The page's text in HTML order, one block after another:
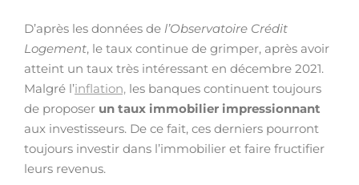
D’après les données de l’Observatoire Crédit
Logement, le taux continue de grimper, après avoir
atteint un taux très intéressant en décembre 2021.
Malgré l’inflation, les banques continuent toujours
de proposer un taux immobilier impressionnant
aux investisseurs. De ce fait, ces derniers pourront
toujours investir dans l’immobilier et faire fructifier
leurs revenus.